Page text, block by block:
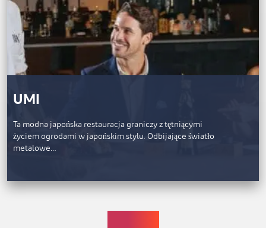
UMI
Ta modna japońska restauracja graniczy z tętniącymi
życiem ogrodami w japońskim stylu. Odbijające światło
metalowe…